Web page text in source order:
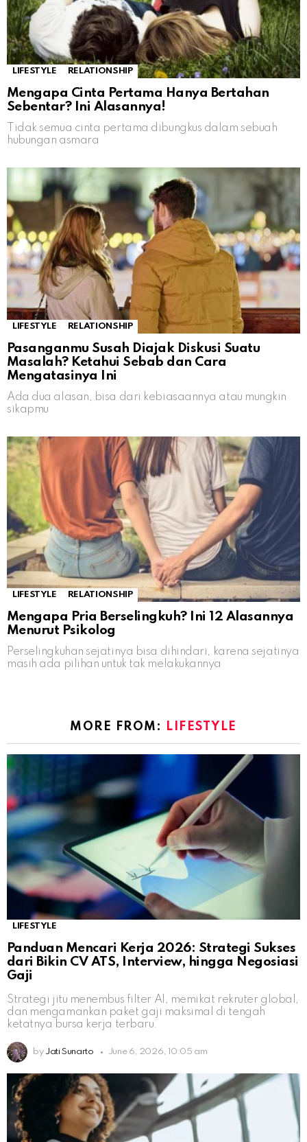
LIFESTYLE RELATIONSHIP
Mengapa Cinta Pertama Hanya Bertahan
Sebentar? Ini Alasannya!
Tidak semua cinta pertama dibungkus dalam sebuah
hubungan asmara
LIFESTYLE RELATIONSHIP
Pasanganmu Susah Diajak Diskusi Suatu
Masalah? Ketahui Sebab dan Cara
Mengatasinya Ini
Ada dua alasan, bisa dari kebiasaannya atau mungkin
sikapmu
LIFESTYLE RELATIONSHIP
Mengapa Pria Berselingkuh? Ini 12 Alasannya
Menurut Psikolog
Perselingkuhan sejatinya bisa dihindari, karena sejatinya
masih ada pilihan untuk tak melakukannya
MORE FROM: LIFESTYLE
LIFESTYLE
Panduan Mencari Kerja 2026: Strategi Sukses
dari Bikin CV ATS, Interview, hingga Negosiasi
Gaji
Strategi jitu menembus filter AI, memikat rekruter global,
dan mengamankan paket gaji maksimal di tengah
ketatnya bursa kerja terbaru.
by Jati Sunarto June 6, 2026, 10:05 am